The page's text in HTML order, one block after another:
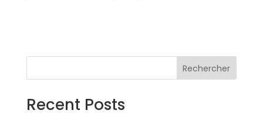
Rechercher
Recent Posts